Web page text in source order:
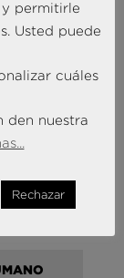
y permitirle
Usted puede
cuáles
den nuestra
Rechazar